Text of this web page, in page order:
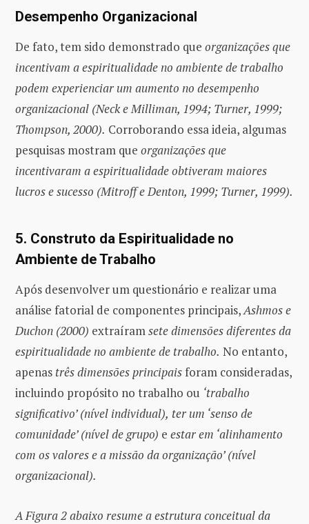
Desempenho Organizacional
De fato, tem sido demonstrado que organizações que
incentivam a espiritualidade no ambiente de trabalho
podem experienciar um aumento no desempenho
organizacional (Neck e Milliman, 1994; Turner, 1999;
Thompson, 2000). Corroborando essa ideia, algumas
pesquisas mostram que organizações que
incentivaram a espiritualidade obtiveram maiores
lucros e sucesso (Mitroff e Denton, 1999; Turner, 1999).
5. Construto da Espiritualidade no
Ambiente de Trabalho
Após desenvolver um questionário e realizar uma
análise fatorial de componentes principais,Ashmos e
Duchon (2000) extraíramsete dimensões diferentes da
espiritualidade no ambiente de trabalho. No entanto,
apenas três dimensões principaisforam consideradas,
incluindo propósito no trabalho ou ‘trabalho
significativo’ (nível individual), ter um ‘senso de
comunidade’ (nível de grupo) e estar em ‘alinhamento
com os valores e a missão da organização’ (nível
organizacional).
A Figura 2 abaixo resume a estrutura conceitual da